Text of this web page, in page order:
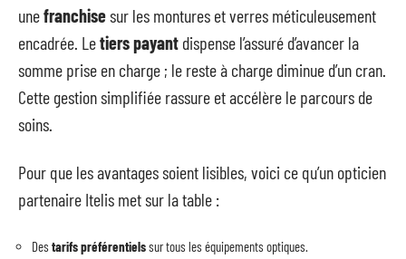
unefranchisesur les montures et verres méticuleusement
encadrée. Letiers payant dispense l’assuré d’avancer la
somme prise en charge ; le reste à charge diminue d’un cran.
Cette gestion simplifiée rassure et accélère le parcours de
soins.
Pour que les avantages soient lisibles, voici ce qu’un opticien
partenaire Itelis met sur la table :
Des tarifs préférentielssur tous les équipements optiques.